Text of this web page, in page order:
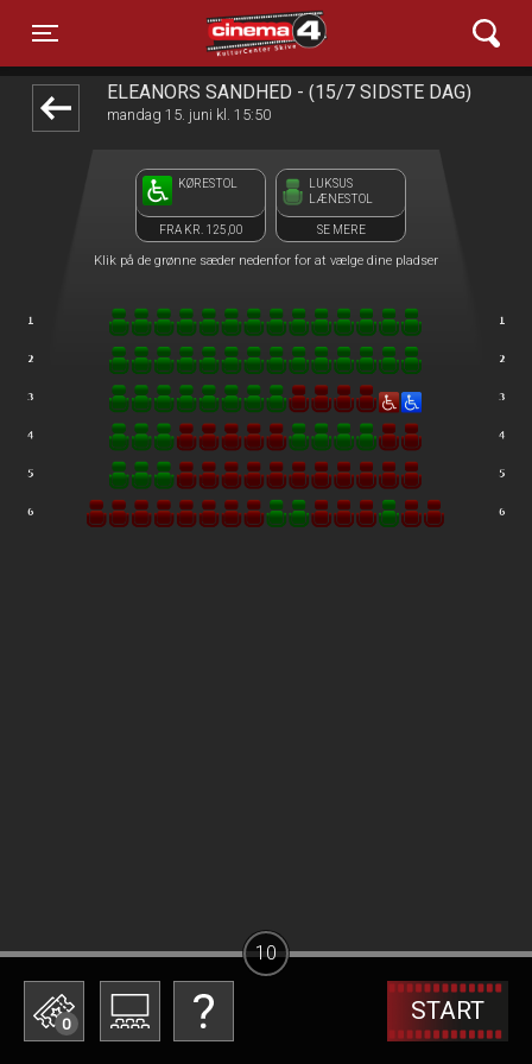
Toggle navigation
Cinema4
ELEANORS SANDHED - (15/7 SIDSTE DAG)
mandag 15. juni kl. 15:50
KØRESTOL
FRA KR. 125,00
LUKSUS
LÆNESTOL
SE MERE
Klik på de grønne sæder nedenfor for at vælge dine pladser
0 START
10
front05-temp 034650